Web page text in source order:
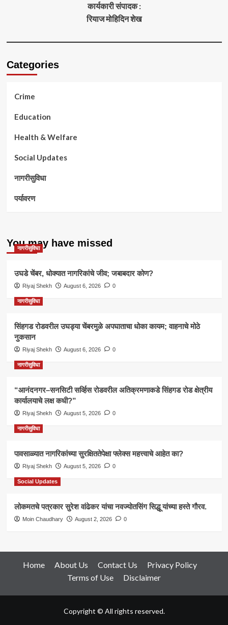
कार्यकारी संपादक :
रियाज मोहिदिन शेख
Categories
Crime
Education
Health & Welfare
Social Updates
नागरीसुविधा
पर्यावरण
You may have missed
नागरीसुविधा
उघडे चेंबर, धोक्यात नागरिकांचे जीव; जबाबदार कोण?
Riyaj Shekh August 6, 2026 0
नागरीसुविधा
सिंहगड रोडवरील उघड्या चेंबरमुळे अपघाताचा धोका कायम; वाहनाचे मोठे
नुकसान
Riyaj Shekh August 6, 2026 0
नागरीसुविधा
“आनंदनगर–सनसिटी सर्व्हिस रोडवरील अतिक्रमणाकडे सिंहगड रोड क्षेत्रीय
कार्यालयाचे लक्ष कधी?”
Riyaj Shekh August 5, 2026 0
नागरीसुविधा
पावसाळ्यात नागरिकांच्या सुरक्षिततेपेक्षा फ्लेक्स महत्त्वाचे आहेत का?
Riyaj Shekh August 5, 2026 0
Social Updates
लोकमतचे पत्रकार सुरेश वांढेकर यांचा नवज्योतसिंग सिद्धू यांच्या हस्ते गौरव.
Moin Chaudhary August 2, 2026 0
Home About Us Contact Us
Privacy Policy
Terms of Use
Disclaimer